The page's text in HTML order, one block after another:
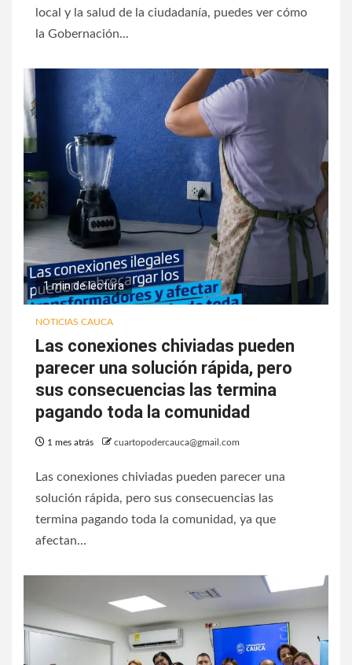
local y la salud de la ciudadanía, puedes ver cómo
la Gobernación...
1 min de lectura
NOTICIAS CAUCA
Las conexiones chiviadas pueden
parecer una solución rápida, pero
sus consecuencias las termina
pagando toda la comunidad
1 mes atrás cuartopodercauca@gmail.com
Las conexiones chiviadas pueden parecer una
solución rápida, pero sus consecuencias las
termina pagando toda la comunidad, ya que
afectan...